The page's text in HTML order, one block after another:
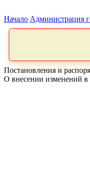
Начало Администрация
Постановления и
О внесении изменений в